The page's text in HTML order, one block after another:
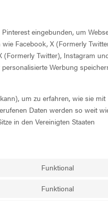
eingebunden, um
Facebook, X (Formerly
(Formerly Twitter), Instagram
Werbung
um zu erfahren, wie sie mit
Daten werden so weit
in den Vereinigten Staaten
Funktional
Funktional